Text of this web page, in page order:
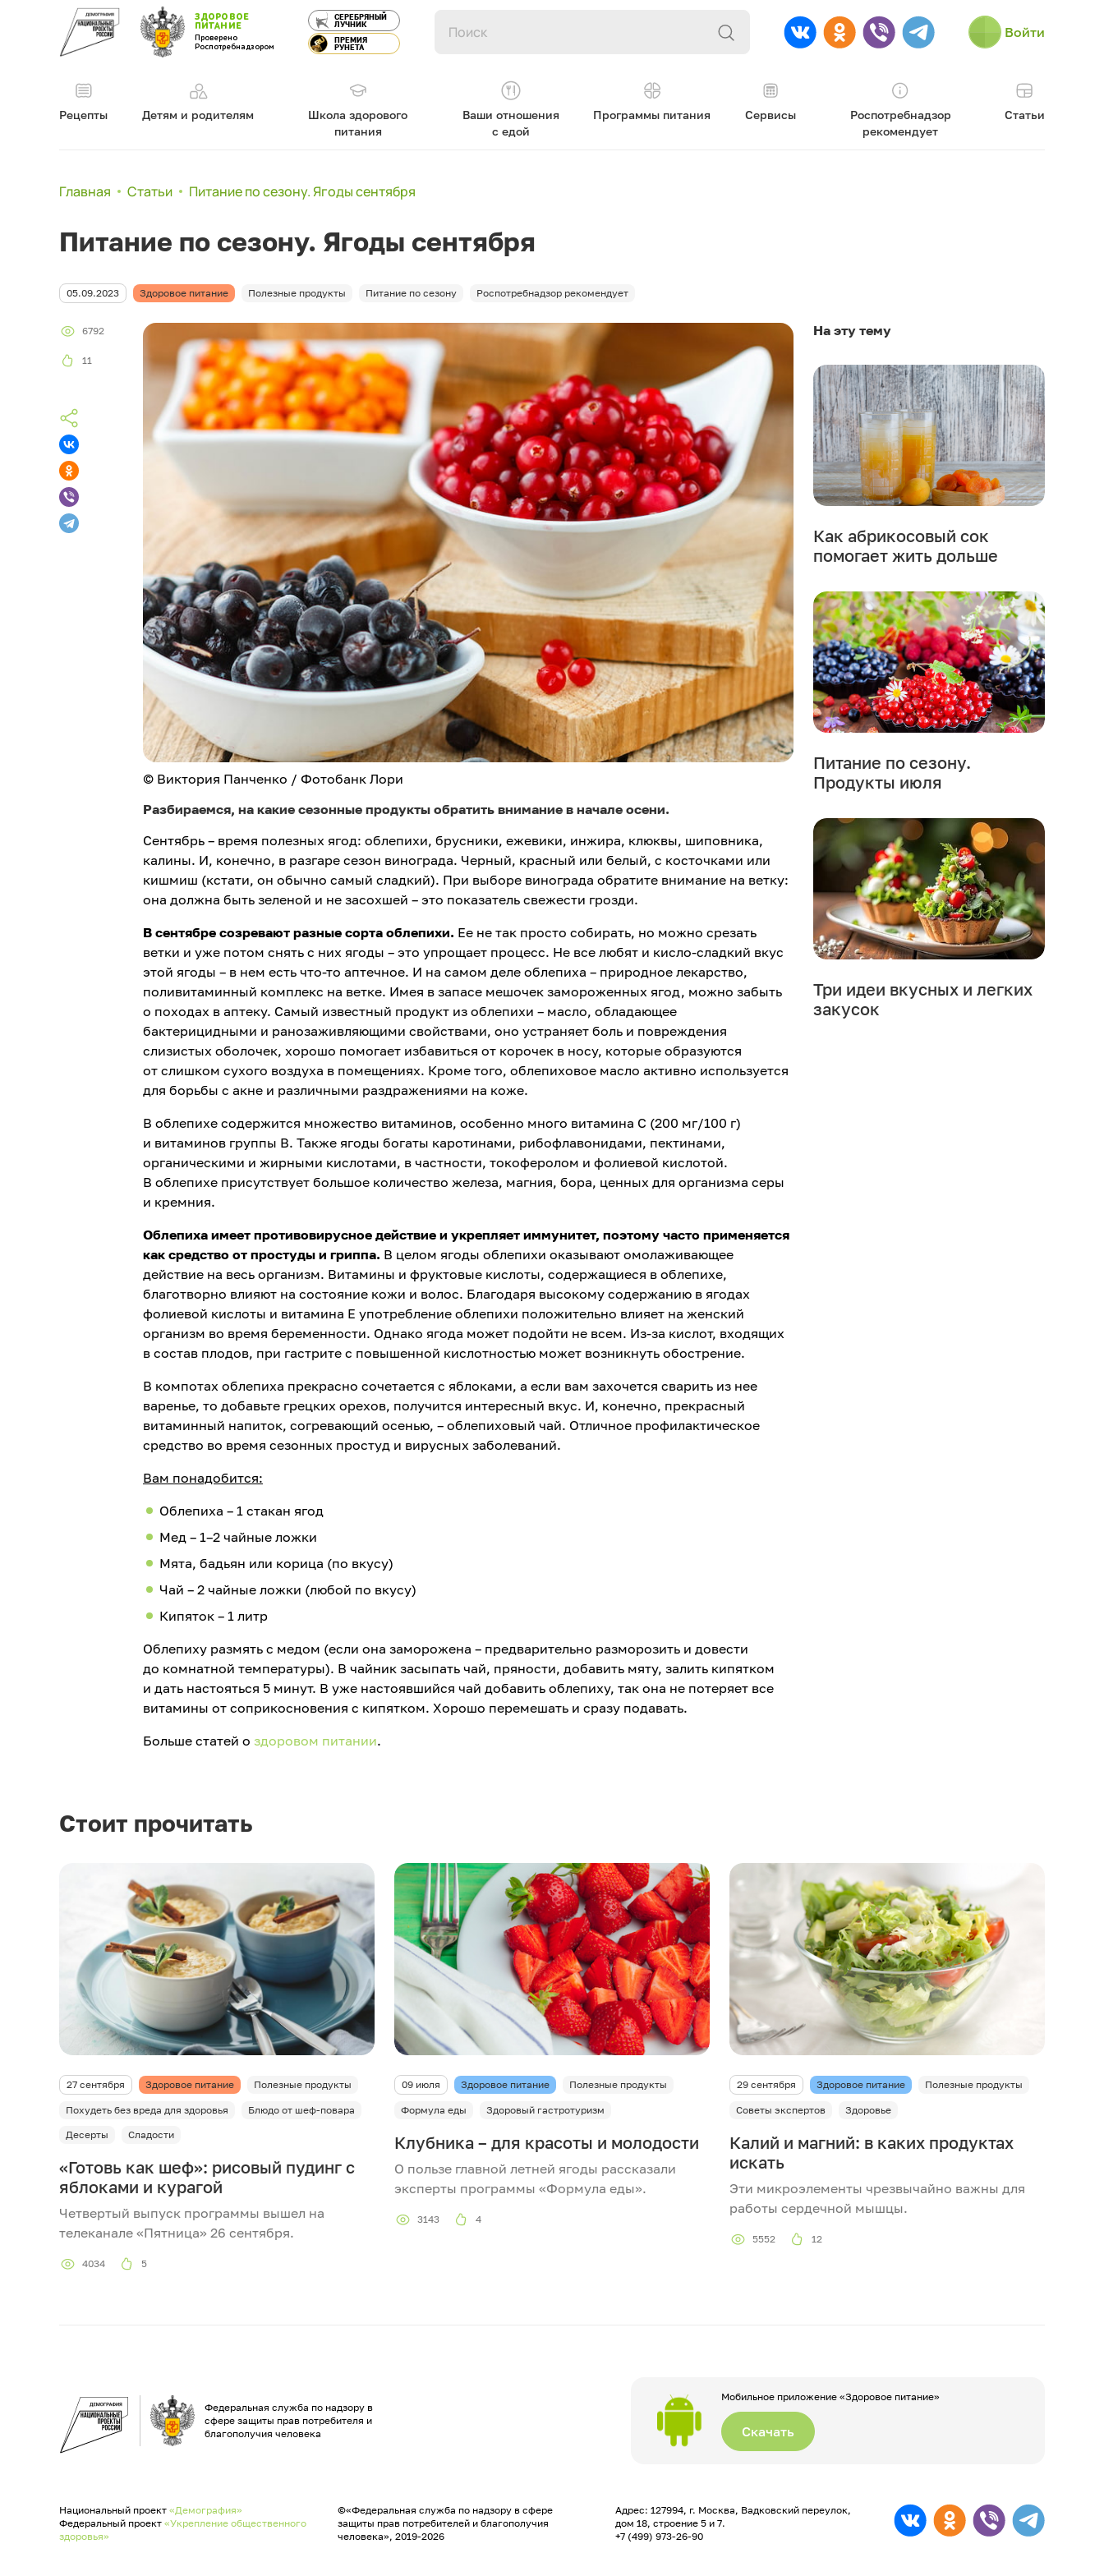
ЗДОРОВОЕ
ПИТАНИЕ
Проверено
Роспотребнадзором
СЕРЕБРЯНЫЙ
ЛУЧНИК
ПРЕМИЯ
РУНЕТА
Войти
Рецепты Детям и родителям
Школа здорового
питания
Ваши отношения
с едой
Программы питания Сервисы
Роспотребнадзор
рекомендует
Статьи
Главная Статьи Питание по сезону. Ягоды сентября
Питание по сезону. Ягоды сентября
05.09.2023 Здоровое питание Полезные продукты Питание по сезону Роспотребнадзор рекомендует
6792
11
© Виктория Панченко / Фотобанк Лори
Разбираемся, на какие сезонные продукты обратить внимание в начале осени.
Сентябрь – время полезных ягод: облепихи, брусники, ежевики, инжира, клюквы, шиповника,
калины. И, конечно, в разгаре сезон винограда. Черный, красный или белый, с косточками или
кишмиш (кстати, он обычно самый сладкий). При выборе винограда обратите внимание на ветку:
она должна быть зеленой и не засохшей – это показатель свежести грозди.
В сентябре созревают разные сорта облепихи. Ее не так просто собирать, но можно срезать
ветки и уже потом снять с них ягоды – это упрощает процесс. Не все любят и кисло-сладкий вкус
этой ягоды – в нем есть что-то аптечное. И на самом деле облепиха – природное лекарство,
поливитаминный комплекс на ветке. Имея в запасе мешочек замороженных ягод, можно забыть
о походах в аптеку. Самый известный продукт из облепихи – масло, обладающее
бактерицидными и ранозаживляющими свойствами, оно устраняет боль и повреждения
слизистых оболочек, хорошо помогает избавиться от корочек в носу, которые образуются
от слишком сухого воздуха в помещениях. Кроме того, облепиховое масло активно используется
для борьбы с акне и различными раздражениями на коже.
В облепихе содержится множество витаминов, особенно много витамина С (200 мг/100 г)
и витаминов группы В. Также ягоды богаты каротинами, рибофлавонидами, пектинами,
органическими и жирными кислотами, в частности, токоферолом и фолиевой кислотой.
В облепихе присутствует большое количество железа, магния, бора, ценных для организма серы
и кремния.
Облепиха имеет противовирусное действие и укрепляет иммунитет, поэтому часто применяется
как средство от простуды и гриппа. В целом ягоды облепихи оказывают омолаживающее
действие на весь организм. Витамины и фруктовые кислоты, содержащиеся в облепихе,
благотворно влияют на состояние кожи и волос. Благодаря высокому содержанию в ягодах
фолиевой кислоты и витамина Е употребление облепихи положительно влияет на женский
организм во время беременности. Однако ягода может подойти не всем. Из-за кислот, входящих
в состав плодов, при гастрите с повышенной кислотностью может возникнуть обострение.
В компотах облепиха прекрасно сочетается с яблоками, а если вам захочется сварить из нее
варенье, то добавьте грецких орехов, получится интересный вкус. И, конечно, прекрасный
витаминный напиток, согревающий осенью, – облепиховый чай. Отличное профилактическое
средство во время сезонных простуд и вирусных заболеваний.
Вам понадобится:
Облепиха – 1 стакан ягод
Мед – 1–2 чайные ложки
Мята, бадьян или корица (по вкусу)
Чай – 2 чайные ложки (любой по вкусу)
Кипяток – 1 литр
Облепиху размять с медом (если она заморожена – предварительно разморозить и довести
до комнатной температуры). В чайник засыпать чай, пряности, добавить мяту, залить кипятком
и дать настояться 5 минут. В уже настоявшийся чай добавить облепиху, так она не потеряет все
витамины от соприкосновения с кипятком. Хорошо перемешать и сразу подавать.
Больше статей о здоровом питании.
На эту тему
Как абрикосовый сок
помогает жить дольше
Питание по сезону.
Продукты июля
Три идеи вкусных и легких
закусок
Стоит прочитать
27 сентября Здоровое питание Полезные продукты
Похудеть без вреда для здоровья
Блюдо от шеф-повара
Десерты
Сладости
«Готовь как шеф»: рисовый пудинг с
яблоками и курагой
Четвертый выпуск программы вышел на
телеканале «Пятница» 26 сентября.
4034 5
09 июля Здоровое питание Полезные продукты
Формула еды Здоровый гастротуризм
Клубника – для красоты и молодости
О пользе главной летней ягоды рассказали
эксперты программы «Формула еды».
3143 4
29 сентября Здоровое питание Полезные продукты
Советы экспертов Здоровье
Калий и магний: в каких продуктах
искать
Эти микроэлементы чрезвычайно важны для
работы сердечной мышцы.
5552 12
Федеральная служба по надзору в
сфере защиты прав потребителя и
благополучия человека
Мобильное приложение «Здоровое питание»
Скачать
Национальный проект «Демография»
Федеральный проект «Укрепление общественного
здоровья»
©«Федеральная служба по надзору в сфере
защиты прав потребителей и благополучия
человека», 2019-2026
Адрес: 127994, г. Москва, Вадковский переулок,
дом 18, строение 5 и 7.
+7 (499) 973-26-90